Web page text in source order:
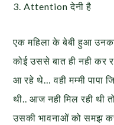
3. Attention देनी है
एक महिला के बेबी हुआ
कोई उससे बात ही नही कर
आ रहे थे… वही मम्मी पापा
थी.. आज नही मिल रही थी
उसकी भावनाओं को समझ